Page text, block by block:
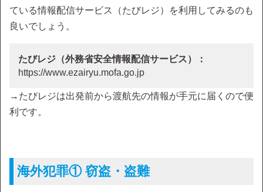
ている情報配信サービス（たびレジ）を利用してみるのも
良いでしょう。
たびレジ（外務省安全情報配信サービス）：
https://www.ezairyu.mofa.go.jp
→たびレジは出発前から渡航先の情報が手元に届くので便
利です。
海外犯罪① 窃盗・盗難